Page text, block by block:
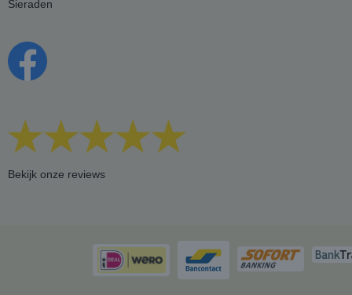
Sieraden
Bekijk onze reviews